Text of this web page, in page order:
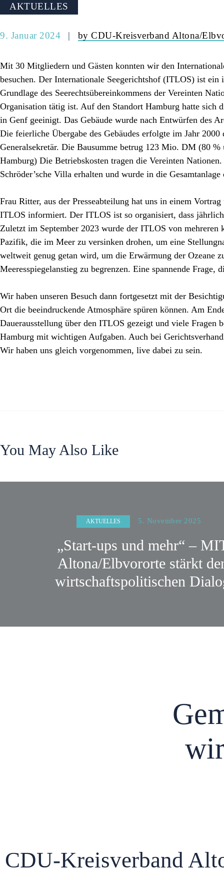
AKTUELLES
9. Januar 2024 by CDU-Kreisverband Altona/
Mit 30 Mitgliedern und Gästen konnten wir den
besuchen. Der Internationale Seegerichtshof (ITLOS) ist ein
Grundlage des Seerechtsübereinkommens der Vereinten
Organisation tätig ist. Auf den Standort Hamburg hatte sich
in Genf geeinigt. Das Gebäude wurde nach Entwürfen des
Die feierliche Übergabe des Gebäudes erfolgte im Jahr
Generalsekretär. Die Bausumme betrug 123 Mio. DM (80
Hamburg) Die Betriebskosten tragen die Vereinten
Schröder’sche Villa erhalten und wurde in die Gesamtanlage
Frau Ritter, aus der Presseabteilung hat uns in einem
ITLOS informiert. Der ITLOS ist so organisiert, dass
Zuletzt im September 2023 wurde der ITLOS von mehreren
Pazifik, die im Meer zu versinken drohen, um eine
weltweit genug getan wird, um die Erwärmung der Ozeane
Meeresspiegelanstieg zu begrenzen. Eine spannende Frage,
Wir haben unseren Besuch dann fortgesetzt mit der
Ort die beeindruckende Atmosphäre spüren können. Am
Dauerausstellung über den ITLOS gezeigt und viele Fragen
Hamburg mit wichtigen Aufgaben. Auch bei
Wir haben uns gleich vorgenommen, live dabei zu sein.
You May Also Like
AKTUELLES 5. November 2025
„Start-ups und mehr“ –
Altona/Elbvororte stärkt
wirtschaftspolitischen
CDU-Kreisverband